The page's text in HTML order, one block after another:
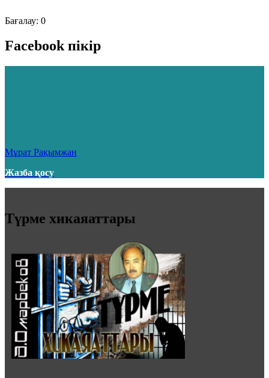
Бағалау: 0
Facebook пікір
Мұрат Рақымжан
Жазба қосу
Түрме хикаяаттары